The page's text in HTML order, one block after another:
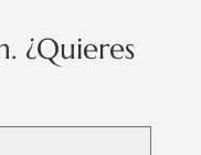
¿Quieres